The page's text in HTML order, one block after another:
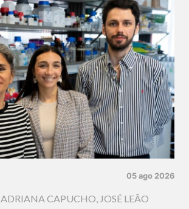
05 ago 2026
ADRIANA CAPUCHO, JOSÉ LEÃO